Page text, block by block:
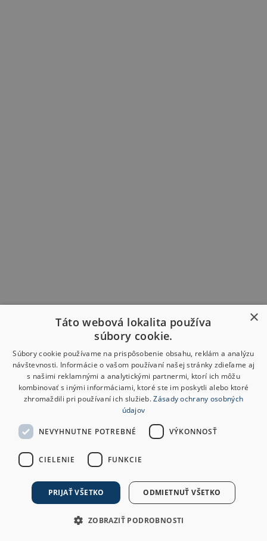
×
Táto webová lokalita používa
súbory cookie.
Súbory cookie používame na prispôsobenie obsahu, reklám a analýzu
návštevnosti. Informácie o vašom používaní našej stránky zdieľame aj
s našimi reklamnými a analytickými partnermi, ktorí ich môžu
kombinovať s inými informáciami, ktoré ste im poskytli alebo ktoré
zhromaždili pri používaní ich služieb.Zásady ochrany osobných
údajov
NEVYHNUTNE POTREBNÉ VÝKONNOSŤ
CIELENIE FUNKCIE
PRIJAŤ VŠETKO ODMIETNUŤ VŠETKO
ZOBRAZIŤ PODROBNOSTI